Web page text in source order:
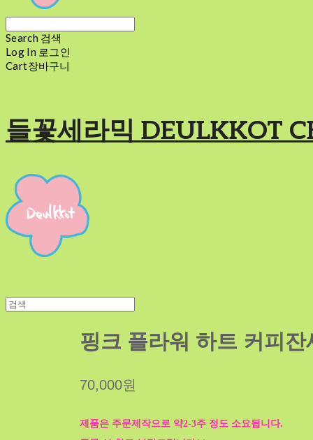
Search 검색
Log In 로그인
Cart장바구니
들꽃세라믹 DEULKKOT
핑크 플라워 하트 커피잔
70,000원
제품은 주문제작으로 약2-3주 정도 소요됩니다.